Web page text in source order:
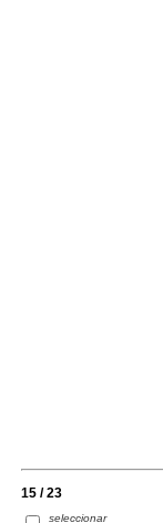
15 / 23
seleccionar